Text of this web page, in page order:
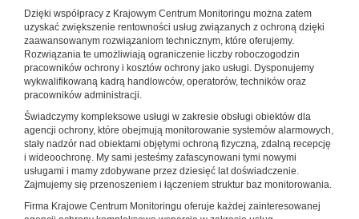
Dzięki współpracy z Krajowym Centrum Monitoringu można zatem
uzyskać zwiększenie rentowności usług związanych z ochroną dzięki
zaawansowanym rozwiązaniom technicznym, które oferujemy.
Rozwiązania te umożliwiają ograniczenie liczby roboczogodzin
pracowników ochrony i kosztów ochrony jako usługi. Dysponujemy
wykwalifikowaną kadrą handlowców, operatorów, techników oraz
pracowników administracji.
Świadczymy kompleksowe usługi w zakresie obsługi obiektów dla
agencji ochrony, które obejmują monitorowanie systemów alarmowych,
stały nadzór nad obiektami objętymi ochroną fizyczną, zdalną recepcję
i wideoochronę. My sami jesteśmy zafascynowani tymi nowymi
usługami i mamy zdobywane przez dziesięć lat doświadczenie.
Zajmujemy się przenoszeniem i łączeniem struktur baz monitorowania.
Firma Krajowe Centrum Monitoringu oferuje każdej zainteresowanej